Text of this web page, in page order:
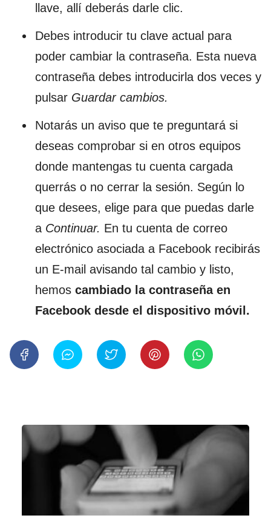
llave, allí deberás darle clic.
Debes introducir tu clave actual para
poder cambiar la contraseña. Esta nueva
contraseña debes introducirla dos veces y
pulsar Guardar cambios.
Notarás un aviso que te preguntará si
deseas comprobar si en otros equipos
donde mantengas tu cuenta cargada
querrás o no cerrar la sesión. Según lo
que desees, elige para que puedas darle
a Continuar. En tu cuenta de correo
electrónico asociada a Facebook recibirás
un E-mail avisando tal cambio y listo,
hemos cambiado la contraseña en
Facebook desde el dispositivo móvil.